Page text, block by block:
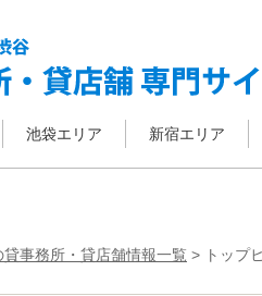
池袋エリア 新宿エリア
貸事務所・貸店舗情報一覧 > トップ